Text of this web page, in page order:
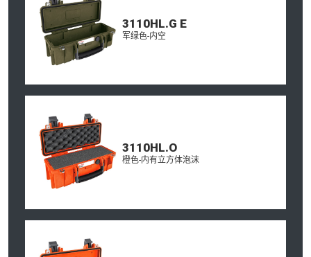
3110HL.G E
军绿色-内空
3110HL.O
橙色-内有立方体泡沫